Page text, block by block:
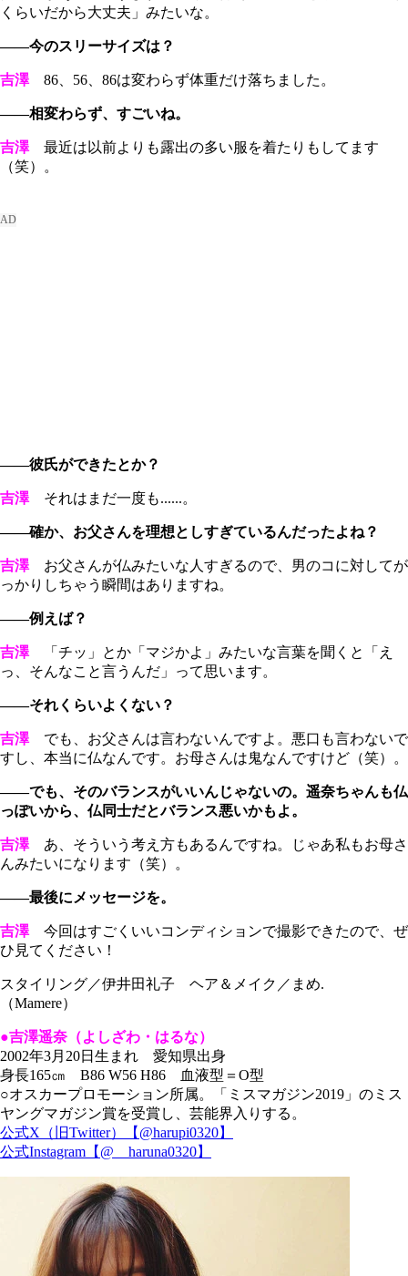
くらいだから大丈夫」みたいな。
――今のスリーサイズは？
吉澤86、56、86は変わらず体重だけ落ちました。
――相変わらず、すごいね。
吉澤最近は以前よりも露出の多い服を着たりもしてます
（笑）。
――彼氏ができたとか？
吉澤それはまだ一度も......。
――確か、お父さんを理想としすぎているんだったよね？
吉澤お父さんが仏みたいな人すぎるので、男のコに対してが
っかりしちゃう瞬間はありますね。
――例えば？
吉澤「チッ」とか「マジかよ」みたいな言葉を聞くと「え
っ、そんなこと言うんだ」って思います。
――それくらいよくない？
吉澤でも、お父さんは言わないんですよ。悪口も言わないで
すし、本当に仏なんです。お母さんは鬼なんですけど（笑）。
――でも、そのバランスがいいんじゃないの。遥奈ちゃんも仏
っぽいから、仏同士だとバランス悪いかもよ。
吉澤あ、そういう考え方もあるんですね。じゃあ私もお母さ
んみたいになります（笑）。
――最後にメッセージを。
吉澤今回はすごくいいコンディションで撮影できたので、ぜ
ひ見てください！
スタイリング／伊井田礼子 ヘア＆メイク／まめ.
（Mamere）
●吉澤遥奈（よしざわ・はるな）
2002年3月20日生まれ 愛知県出身
身長165㎝ B86 W56 H86 血液型＝O型
○オスカープロモーション所属。「ミスマガジン2019」のミス
ヤングマガジン賞を受賞し、芸能界入りする。
公式X（旧Twitter）【@harupi0320】
公式Instagram【@__haruna0320】